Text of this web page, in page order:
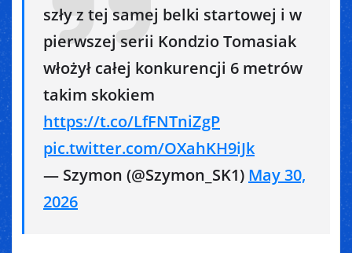
szły z tej samej belki startowej i w
pierwszej serii Kondzio Tomasiak
włożył całej konkurencji 6 metrów
takim skokiem
https://t.co/LfFNTniZgP
pic.twitter.com/OXahKH9iJk
— Szymon (@Szymon_SK1) May 30,
2026